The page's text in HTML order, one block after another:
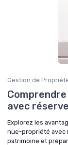
Gestion de
avec
Explorez les
nue-propriété avec
patrimoine et